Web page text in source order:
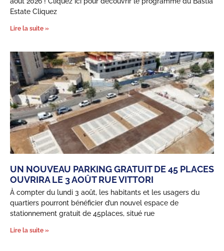
Estate Cliquez
Lire la suite »
UN NOUVEAU PARKING GRATUIT DE 45 PLACES
OUVRIRA LE 3 AOÛT RUE VITTORI
À compter du lundi 3 août, les habitants et les usagers du
quartiers pourront bénéficier d’un nouvel espace de
stationnement gratuit de 45places, situé rue
Lire la suite »